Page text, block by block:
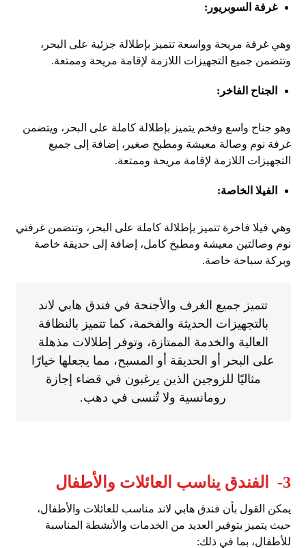
غرفة السوبريور:
وهي غرفة مريحة وواسعة تتميز بإطلالة جزئية على البحر،
وتتضمن جميع التجهيزات اللازمة لإقامة مريحة وممتعة.
الجناح الفاخر:
وهو جناح واسع وفخم يتميز بإطلالة كاملة على البحر، ويتضمن
غرفة نوم وصالة معيشة ومطبخ صغير، إضافة إلى جميع
التجهيزات اللازمة لإقامة مريحة وممتعة.
الفيلا الخاصة:
وهي فيلا فاخرة تتميز بإطلالة كاملة على البحر، وتتضمن غرفتي
نوم وصالتين معيشة ومطبخ كامل، إضافة إلى حديقة خاصة
وبركة سباحة خاصة.
تتميز جميع الغرف والأجنحة في فندق هابي لاند
بالتجهيزات الحديثة والفخمة، كما تتميز بالنظافة
العالية والخدمة الممتازة، وتوفر إطلالات مذهلة
على البحر أو الحديقة أو المسبح، مما يجعلها خيارًا
مثاليًا للزوجين الذين يرغبون في قضاء إجازة
رومانسية ولا تُنسى في دهب.
3- الفندق يناسب العائلات والأطفال
يمكن القول بأن فندق هابي لاند مناسب للعائلات والأطفال،
حيث يتميز بتوفير العديد من الخدمات والأنشطة المناسبة
للأطفال، بما في ذلك: